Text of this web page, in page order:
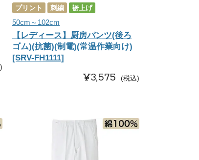
プリント 刺繍 裾上げ
50cm～102cm
【レディース】厨房パンツ(後ろ
ゴム)(抗菌)(制電)(常温作業向け)
[SRV-FH1111]
¥3,575 税込